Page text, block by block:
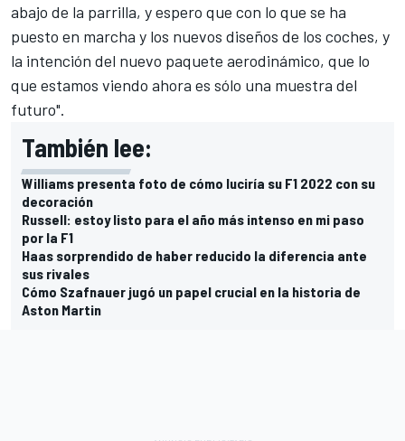
abajo de la parrilla, y espero que con lo que se ha
puesto en marcha y los nuevos diseños de los coches, y
la intención del nuevo paquete aerodinámico, que lo
que estamos viendo ahora es sólo una muestra del
futuro".
También lee:
Williams presenta foto de cómo luciría su F1 2022 con su
decoración
Russell: estoy listo para el año más intenso en mi paso
por la F1
Haas sorprendido de haber reducido la diferencia ante
sus rivales
Cómo Szafnauer jugó un papel crucial en la historia de
Aston Martin